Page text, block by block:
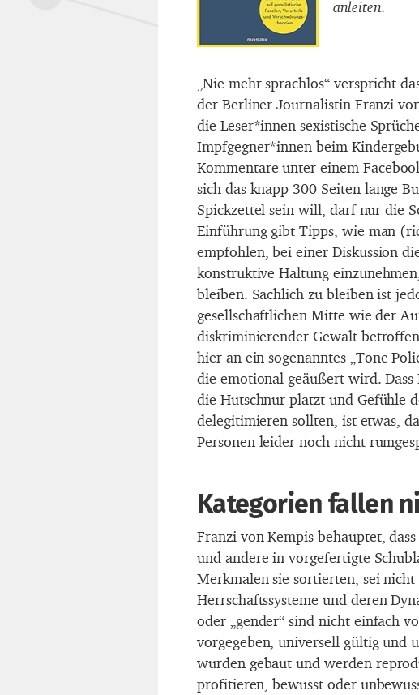
anleiten.
„Nie mehr sprachlos“ verspricht
der Berliner Journalistin Franzi
die Leser*innen sexistische
Impfgegner*innen beim
Kommentare unter einem
sich das knapp 300 Seiten lange
Spickzettel sein will, darf nur die
Einführung gibt Tipps, wie man
empfohlen, bei einer Diskussion
konstruktive Haltung
bleiben. Sachlich zu bleiben ist
gesellschaftlichen Mitte wie der
diskriminierender Gewalt
hier an ein sogenanntes „Tone
die emotional geäußert wird.
die Hutschnur platzt und Gefühle
delegitimieren sollten, ist etwas,
Personen leider noch nicht
Kategorien fallen
Franzi von Kempis behauptet,
und andere in vorgefertigte
Merkmalen sie sortierten, sei
Herrschaftssysteme und deren
oder „gender“ sind nicht einfach
vorgegeben, universell gültig und
wurden gebaut und werden
profitieren, bewusst oder